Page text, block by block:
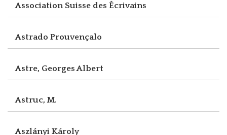
Association Suisse des Écrivains
Astrado Prouvençalo
Astre, Georges Albert
Astruc, M.
Aszlányi Károly